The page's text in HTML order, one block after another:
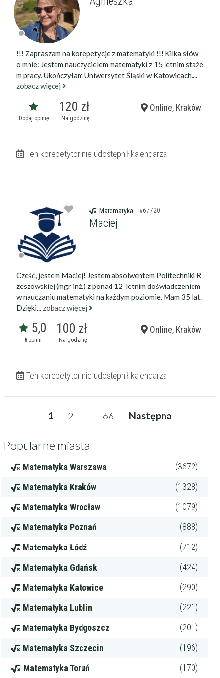
!!! Zapraszam na korepetycje z matematyki !!! Kilka słów
o mnie: Jestem nauczycielem matematyki z 15 letnim staże
m pracy. Ukończyłam Uniwersytet Śląski w Katowicach....
zobacz więcej
Dodaj opinię
120 zł
Na godzinę
Online, Kraków
Ten korepetytor nie udostępnił kalendarza
Matematyka #67720
Maciej
Cześć, jestem Maciej! Jestem absolwentem Politechniki R
zeszowskiej (mgr inż.) z ponad 12-letnim doświadczeniem
w nauczaniu matematyki na każdym poziomie. Mam 35 lat.
Dzięki... zobacz więcej
5,0
6opinii
100 zł
Na godzinę
Online, Kraków
Ten korepetytor nie udostępnił kalendarza
1 2 ... 66 Następna
Popularne miasta
Matematyka Warszawa (3672)
Matematyka Kraków (1328)
Matematyka Wrocław (1079)
Matematyka Poznań (888)
Matematyka Łódź (712)
Matematyka Gdańsk (424)
Matematyka Katowice (290)
Matematyka Lublin (221)
Matematyka Bydgoszcz (201)
Matematyka Szczecin (196)
Matematyka Toruń (170)